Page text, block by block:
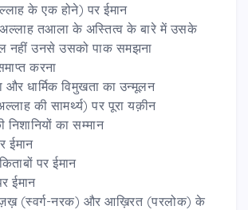
के एक होने) पर ईमान
तआला के अस्तित्व के बारे में उसके
नहीं उनसे उसको पाक समझना
करना
और धार्मिक विमुखता का उन्मूलन
की सामर्थ्य) पर पूरा यक़ीन
निशानियों का सम्मान
ईमान
पर ईमान
ईमान
(स्वर्ग-नरक) और आख़िरत (परलोक) के